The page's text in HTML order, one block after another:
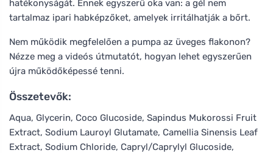
hatékonyságát. Ennek egyszerű oka van: a gél nem
tartalmaz ipari habképzőket, amelyek irritálhatják a bőrt.
Nem működik megfelelően a pumpa az üveges flakonon?
Nézze meg a videós útmutatót, hogyan lehet egyszerűen
újra működőképessé tenni.
Összetevők:
Aqua, Glycerin, Coco Glucoside, Sapindus Mukorossi Fruit
Extract, Sodium Lauroyl Glutamate, Camellia Sinensis Leaf
Extract, Sodium Chloride, Capryl/Caprylyl Glucoside,